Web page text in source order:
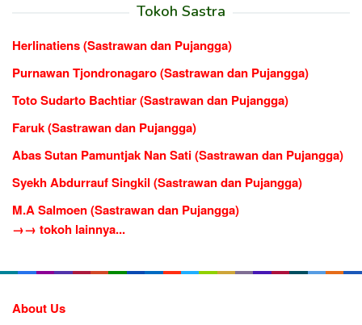
Tokoh Sastra
Herlinatiens (Sastrawan dan Pujangga)
Purnawan Tjondronagaro (Sastrawan dan Pujangga)
Toto Sudarto Bachtiar (Sastrawan dan Pujangga)
Faruk (Sastrawan dan Pujangga)
Abas Sutan Pamuntjak Nan Sati (Sastrawan dan Pujangga)
Syekh Abdurrauf Singkil (Sastrawan dan Pujangga)
M.A Salmoen (Sastrawan dan Pujangga)
→→ tokoh lainnya...
About Us